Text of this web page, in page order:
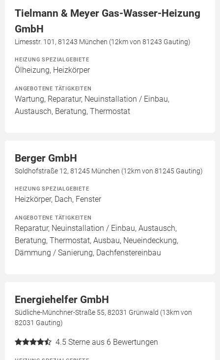
Tielmann & Meyer Gas-Wasser-Heizung
GmbH
Limesstr. 101, 81243 München (12km von 81243 Gauting)
HEIZUNG SPEZIALGEBIETE
Ölheizung, Heizkörper
ANGEBOTENE TÄTIGKEITEN
Wartung, Reparatur, Neuinstallation / Einbau,
Austausch, Beratung, Thermostat
Berger GmbH
Soldhofstraße 12, 81245 München (12km von 81245 Gauting)
HEIZUNG SPEZIALGEBIETE
Heizkörper, Dach, Fenster
ANGEBOTENE TÄTIGKEITEN
Reparatur, Neuinstallation / Einbau, Austausch,
Beratung, Thermostat, Ausbau, Neueindeckung,
Dämmung / Sanierung, Dachfenstereinbau
Energiehelfer GmbH
Südliche-Münchner-Straße 55, 82031 Grünwald (13km von
82031 Gauting)
4.5 Sterne aus 6 Bewertungen